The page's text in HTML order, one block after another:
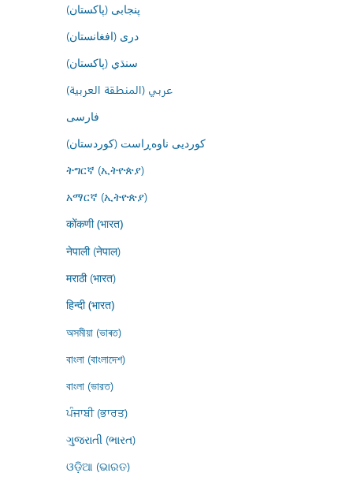
پنجابی (پاکستان)
درى (افغانستان)
سنڌي (پاکستان)
عربي (المنطقة العربية)
فارسى
کوردیی ناوەڕاست (کوردستان)
ትግርኛ (ኢትዮጵያ)
አማርኛ (ኢትዮጵያ)
कोंकणी (भारत)
नेपाली (नेपाल)
मराठी (भारत)
हिन्दी (भारत)
অসমীয়া (ভাৰত)
বাংলা (বাংলাদেশ)
বাংলা (ভারত)
ਪੰਜਾਬੀ (ਭਾਰਤ)
ગુજરાતી (ભારત)
ଓଡ଼ିଆ (ଭାରତ)